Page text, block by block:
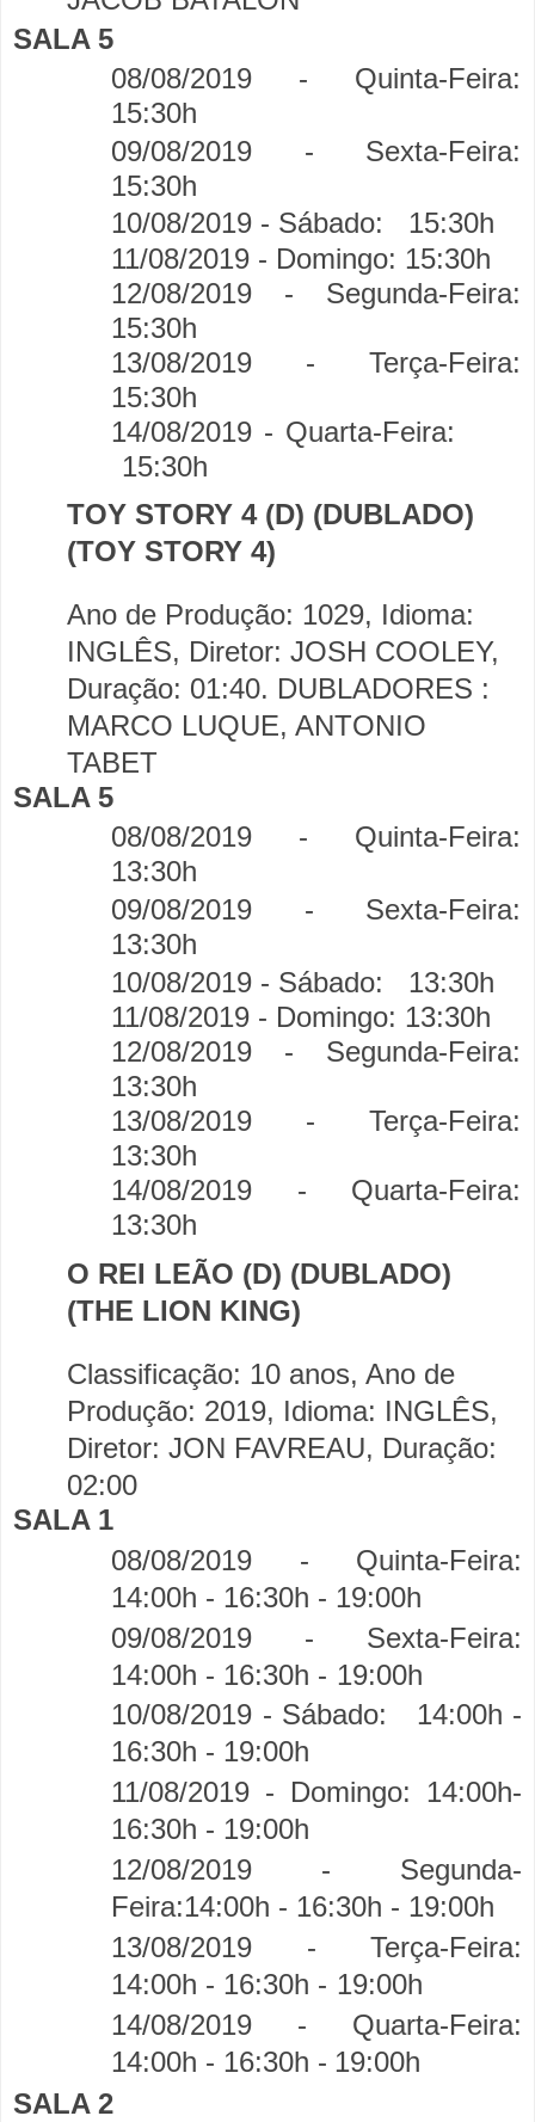
SALA 5
08/08/2019 - Quinta-Feira:
15:30h
09/08/2019 - Sexta-Feira:
15:30h
10/08/2019 - Sábado:
15:30h
11/08/2019 - Domingo: 15:30h
12/08/2019 - Segunda-Feira:
15:30h
13/08/2019 - Terça-Feira:
15:30h
14/08/2019 - Quarta-Feira:
15:30h
TOY STORY 4 (D) (DUBLADO)
(TOY STORY 4)
Ano de Produção: 1029, Idioma:
INGLÊS, Diretor: JOSH COOLEY,
Duração: 01:40. DUBLADORES :
MARCO LUQUE, ANTONIO
TABET
SALA 5
08/08/2019 - Quinta-Feira:
13:30h
09/08/2019 - Sexta-Feira:
13:30h
10/08/2019 - Sábado:
13:30h
11/08/2019 - Domingo: 13:30h
12/08/2019 - Segunda-Feira:
13:30h
13/08/2019 - Terça-Feira:
13:30h
14/08/2019 - Quarta-Feira:
13:30h
O REI LEÃO (D) (DUBLADO)
(THE LION KING)
Classificação: 10 anos, Ano de
Produção: 2019, Idioma: INGLÊS,
Diretor: JON FAVREAU, Duração:
02:00
SALA 1
08/08/2019 - Quinta-Feira:
14:00h - 16:30h - 19:00h
09/08/2019 - Sexta-Feira:
14:00h - 16:30h - 19:00h
10/08/2019 - Sábado:
14:00h -
16:30h - 19:00h
11/08/2019 - Domingo: 14:00h-
16:30h - 19:00h
12/08/2019 - Segunda-
Feira:14:00h - 16:30h - 19:00h
13/08/2019 - Terça-Feira:
14:00h - 16:30h - 19:00h
14/08/2019 - Quarta-Feira:
14:00h - 16:30h - 19:00h
SALA 2